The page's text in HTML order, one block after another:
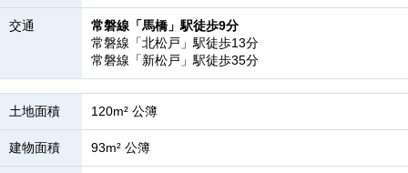
交通
常磐線「馬橋」駅徒歩9分
常磐線「北松戸」駅徒歩13分
常磐線「新松戸」駅徒歩35分
土地面積 120m² 公簿
建物面積 93m² 公簿